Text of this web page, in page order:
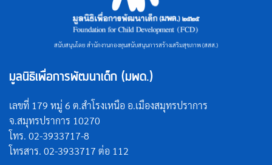
สนับสนุนโดย สำนักงานกองทุนสนับสนุนการสร้างเสริมสุขภาพ (สสส.)
มูลนิธิเพื่อการพัฒนาเด็ก (มพด.)
เลขที่ 179 หมู่ 6 ต.สำโรงเหนือ อ.เมืองสมุทรปราการ
จ.สมุทรปราการ 10270
โทร. 02-3933717-8
โทรสาร. 02-3933717 ต่อ 112